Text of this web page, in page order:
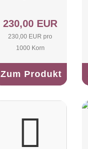
230,00 EUR
230,00 EUR pro
1000 Korn
Zum Produkt